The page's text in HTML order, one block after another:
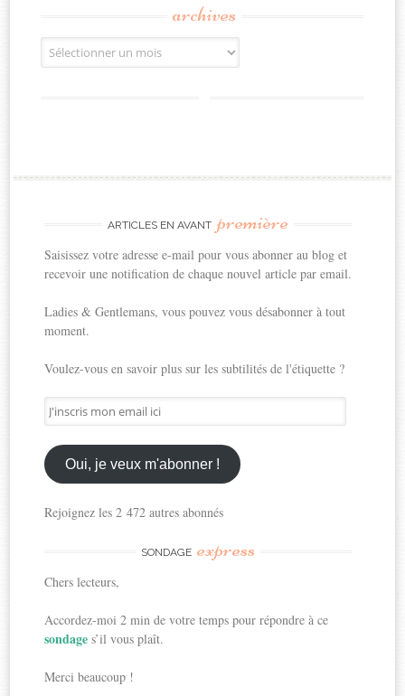
archives
Archives
ARTICLES EN AVANT première
Saisissez votre adresse e-mail pour vous abonner au blog et
recevoir une notification de chaque nouvel article par email.
Ladies & Gentlemans, vous pouvez vous désabonner à tout
moment.
Voulez-vous en savoir plus sur les subtilités de l'étiquette ?
J'inscris
mon
email
ici
Oui, je veux m'abonner !
Rejoignez les 2 472 autres abonnés
SONDAGE express
Chers lecteurs,
Accordez-moi 2 min de votre temps pour répondre à ce
sondages’il vous plaît.
Merci beaucoup !